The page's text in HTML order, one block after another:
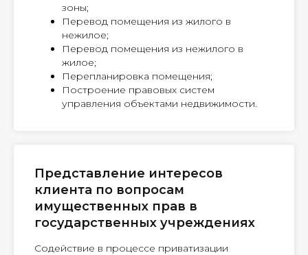
зоны;
Перевод помещения из жилого в
нежилое;
Перевод помещения из нежилого в
жилое;
Перепланировка помещения;
Построение правовых систем
управления объектами недвижимости.
Представление интересов
клиента по вопросам
имущественных прав в
государственных учреждениях
Содействие в процессе приватизации